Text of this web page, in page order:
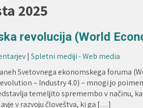
2025
revolucija (World
| Spletni mediji - Web media
Svetovnega ekonomskega foruma
– Industry 4.0) – mnogi jo
temeljito spremembo v načinu,
v razvoju človeštva, ki ga […]